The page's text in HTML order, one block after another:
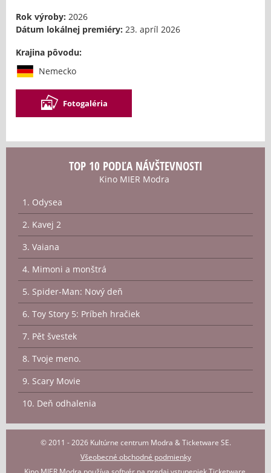
Rok výroby: 2026
Dátum lokálnej premiéry: 23. apríl 2026
Krajina pôvodu:
Nemecko
Fotogaléria
TOP 10 PODĽA NÁVŠTEVNOSTI
Kino MIER Modra
1. Odysea
2. Kavej 2
3. Vaiana
4. Mimoni a monštrá
5. Spider-Man: Nový deň
6. Toy Story 5: Príbeh hračiek
7. Pět švestek
8. Tvoje meno.
9. Scary Movie
10. Deň odhalenia
© 2011 - 2026 Kultúrne centrum Modra & Ticketware SE.
Všeobecné obchodné podmienky